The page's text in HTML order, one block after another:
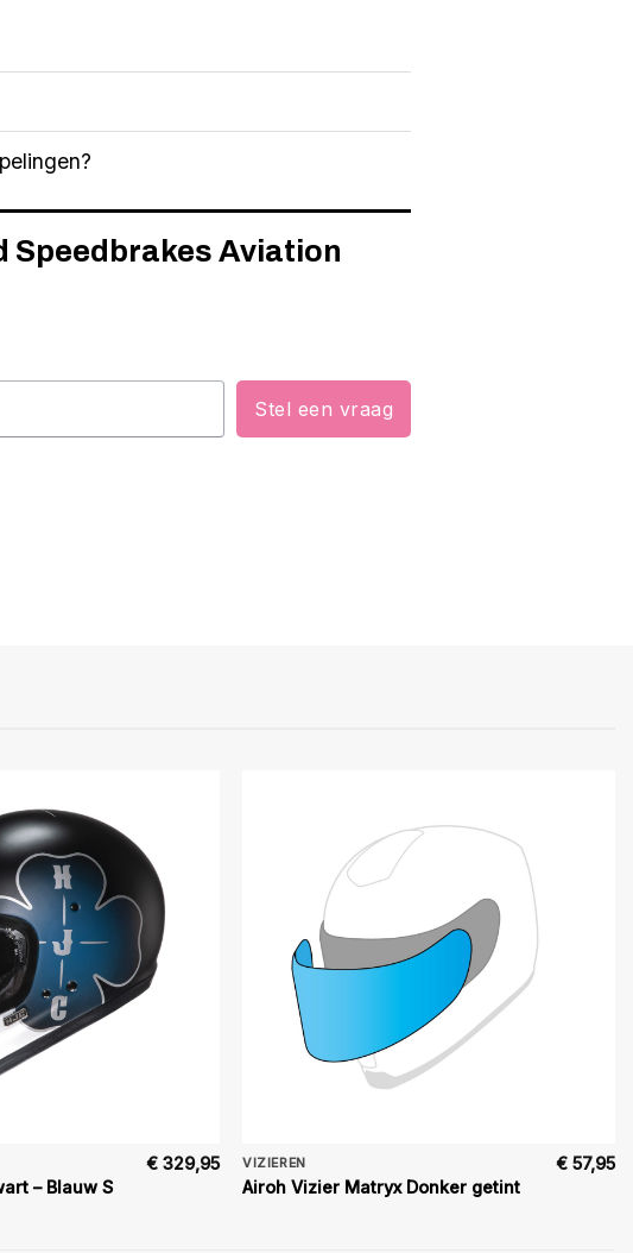
Speedbrakes Aviation
Stel een vraag
– Blauw S
€329,95 VIZIEREN
Airoh Vizier Matryx Donker getint
€ 57,95